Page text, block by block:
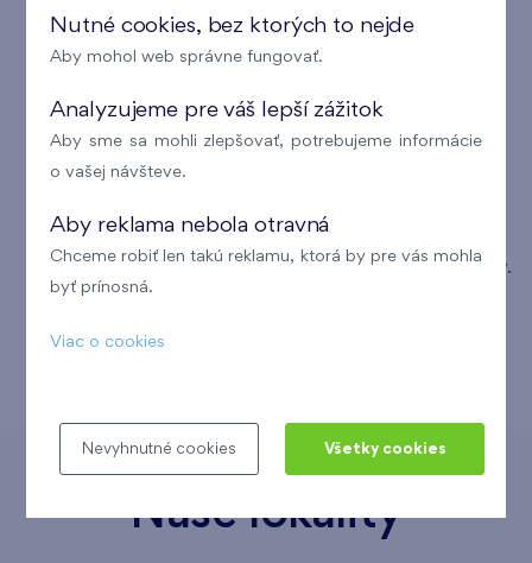
kanceláriám za sprostredkovanie kúpy bytu.
Ponúkame Vám bezplatné finančné služby.
Pomôžeme Vám pri vybavovaní hypotéky a
poistení nehnuteľnosti.
Poskytujeme predĺženú záruku 3 roky na všetky
predané byty v Bratislave.
Kladieme veľký dôraz na vzhľad a vybavenie bytov.
zmeny, pokiaľ to technické normy dovoľujú.
Naše lokality
Nutné cookies, bez ktorých to nejde
Aby mohol web správne fungovať.
Analyzujeme pre váš lepší zážitok
Aby sme sa mohli zlepšovať, potrebujeme informácie
o vašej návšteve.
Aby reklama nebola otravná
Chceme robiť len takú reklamu, ktorá by pre vás mohla
byť prínosná.
Viac o cookies
Nevyhnutné cookies Všetky cookies